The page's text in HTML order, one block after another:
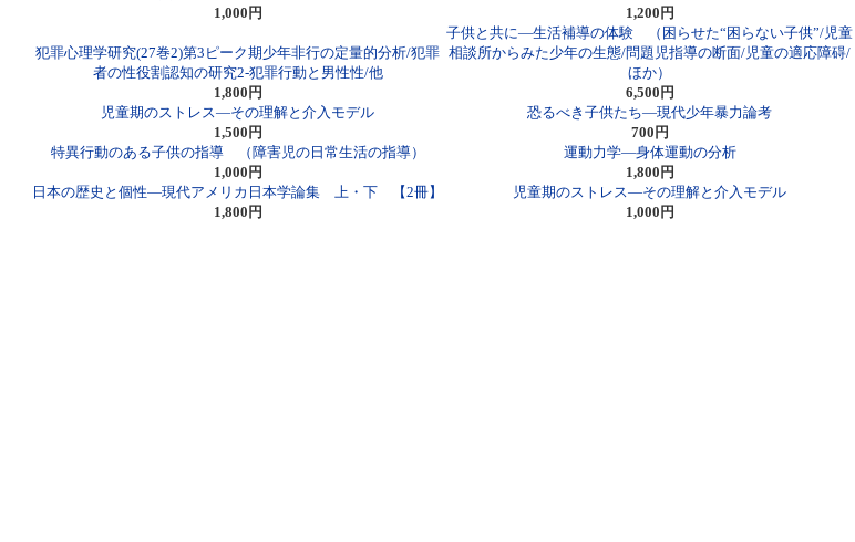
1,000円
1,200円
犯罪心理学研究(27巻2)第3ピーク期少年非行の定量的分析/犯罪
者の性役割認知の研究2-犯罪行動と男性性/他
1,800円
子供と共に―生活補導の体験 （困らせた“困らない子供”/児童
相談所からみた少年の生態/問題児指導の断面/児童の適応障碍/
ほか）
6,500円
児童期のストレス―その理解と介入モデル
1,500円
恐るべき子供たち―現代少年暴力論考
700円
特異行動のある子供の指導 （障害児の日常生活の指導）
1,000円
運動力学―身体運動の分析
1,800円
日本の歴史と個性―現代アメリカ日本学論集 上・下 【2冊】
1,800円
児童期のストレス―その理解と介入モデル
1,000円